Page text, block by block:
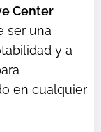
Center
ser una
y a
en cualquier